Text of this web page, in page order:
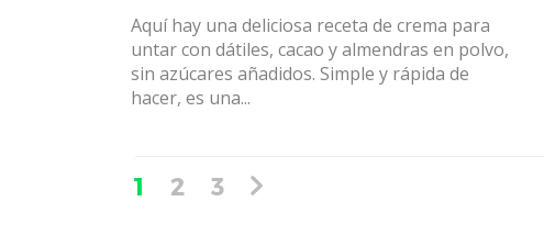
Aquí hay una deliciosa receta de crema para
untar con dátiles, cacao y almendras en polvo,
sin azúcares añadidos. Simple y rápida de
hacer, es una...
1 2 3